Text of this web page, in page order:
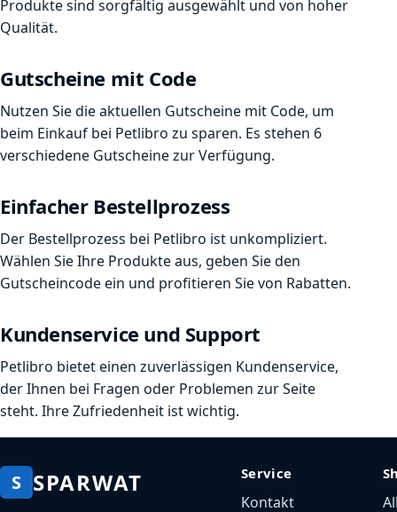
Produkte sind sorgfältig ausgewählt und von hoher
Qualität.
Gutscheine mit Code
Nutzen Sie die aktuellen Gutscheine mit Code, um
beim Einkauf bei Petlibro zu sparen. Es stehen 6
verschiedene Gutscheine zur Verfügung.
Einfacher Bestellprozess
Der Bestellprozess bei Petlibro ist unkompliziert.
Wählen Sie Ihre Produkte aus, geben Sie den
Gutscheincode ein und profitieren Sie von Rabatten.
Kundenservice und Support
Petlibro bietet einen zuverlässigen Kundenservice,
der Ihnen bei Fragen oder Problemen zur Seite
steht. Ihre Zufriedenheit ist wichtig.
S SPARWAT Service
Kontakt